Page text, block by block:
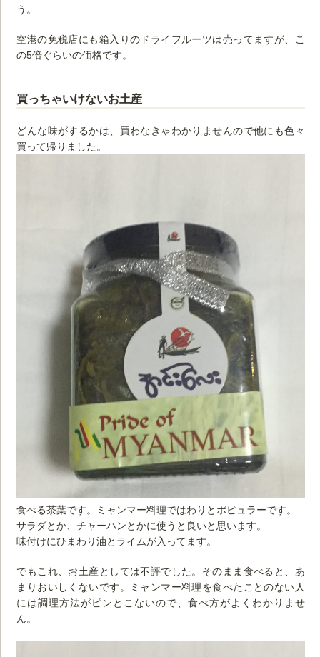
う。
空港の免税店にも箱入りのドライフルーツは売ってますが、こ
の5倍ぐらいの価格です。
買っちゃいけないお土産
どんな味がするかは、買わなきゃわかりませんので他にも色々
買って帰りました。
食べる茶葉です。ミャンマー料理ではわりとポピュラーです。
サラダとか、チャーハンとかに使うと良いと思います。
味付けにひまわり油とライムが入ってます。
でもこれ、お土産としては不評でした。そのまま食べると、あ
まりおいしくないです。ミャンマー料理を食べたことのない人
には調理方法がピンとこないので、食べ方がよくわかりませ
ん。